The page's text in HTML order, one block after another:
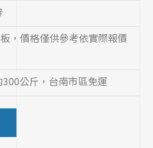
，價格僅供參考依實際報價
公斤，台南市區免運